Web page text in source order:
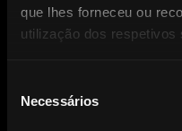
que lhes forneceu ou
utilização dos respetivos
Necessários
NOTÍCIAS